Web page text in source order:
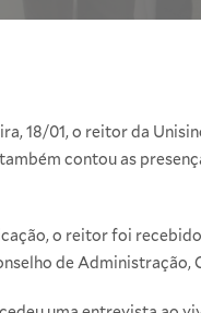
18/01, o reitor da
contou as
o reitor foi
de